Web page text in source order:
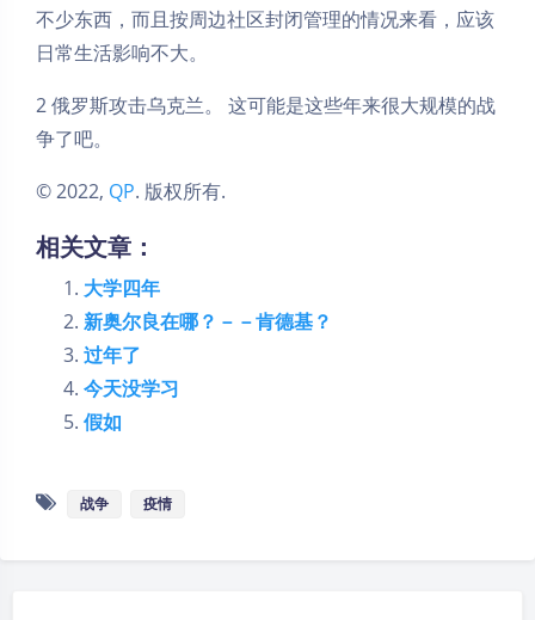
不少东西，而且按周边社区封闭管理的情况来看，应该
日常生活影响不大。
2 俄罗斯攻击乌克兰。 这可能是这些年来很大规模的战
争了吧。
© 2022, QP. 版权所有.
相关文章：
大学四年
新奥尔良在哪？－－肯德基？
过年了
今天没学习
假如
战争 疫情